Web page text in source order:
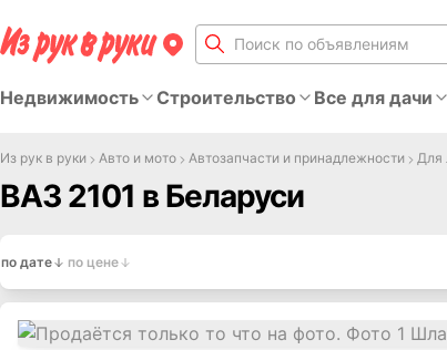
Недвижимость Строительство Все для дачи
Из рук в руки Авто и мото Автозапчасти и принадлежности Для
ВАЗ 2101 в Беларуси
по дате по цене